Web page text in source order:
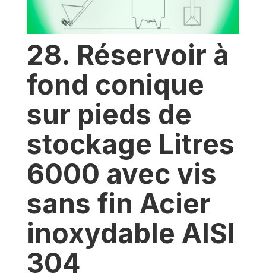
28. Réservoir à
fond conique
sur pieds de
stockage Litres
6000 avec vis
sans fin Acier
inoxydable AISI
304